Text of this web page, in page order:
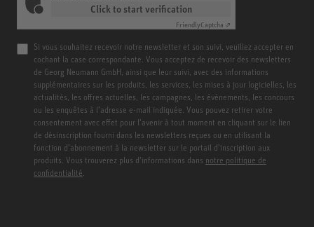
Click to start verification
FriendlyCaptcha ⇗
Si vous souhaitez recevoir notre newsletter et son suivi, veuillez accepter en
cochant la case correspondante. Vous acceptez de recevoir des newsletters
de Georg Neumann GmbH, ainsi que leur suivi, avec des informations
supplémentaires sur les produits, les services, les mises à jour logicielles, les
actualités, les offres actuelles, les campagnes, les événements, les concours
ou les enquêtes à l’adresse e-mail indiquée. Vous pouvez retirer votre
consentement avec effet pour l’avenir à tout moment en cliquant sur le lien
de désinscription fourni dans les newsletters reçues ou en utilisant la
fonction d’abonnement à la newsletter sur le portail d’inscription aux
produits. Vous trouverez plus d’informations dans notre politique de
confidentialité.